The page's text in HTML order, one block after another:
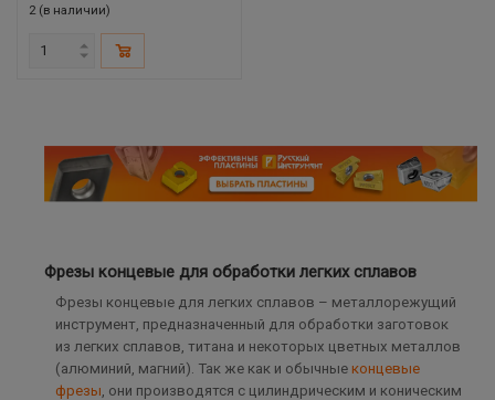
2 (в наличии)
Фрезы концевые для обработки легких сплавов
Фрезы концевые для легких сплавов – металлорежущий
инструмент, предназначенный для обработки заготовок
из легких сплавов, титана и некоторых цветных металлов
(алюминий, магний). Так же как и обычные концевые
фрезы , они производятся с цилиндрическим и коническим